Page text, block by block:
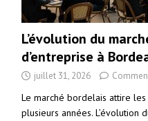
L’évolution du
d’entreprise à
juillet 31, 2026
Le marché bordelais attire
plusieurs années. L’évolution